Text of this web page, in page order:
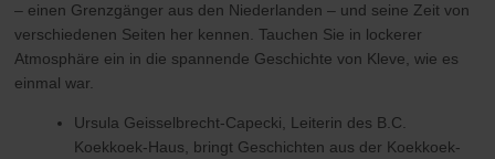
– einen Grenzgänger aus den Niederlanden – und seine Zeit von
verschiedenen Seiten her kennen. Tauchen Sie in lockerer
Atmosphäre ein in die spannende Geschichte von Kleve, wie es
einmal war.
Ursula Geisselbrecht-Capecki, Leiterin des B.C.
Koekkoek-Haus, bringt Geschichten aus der Koekkoek-